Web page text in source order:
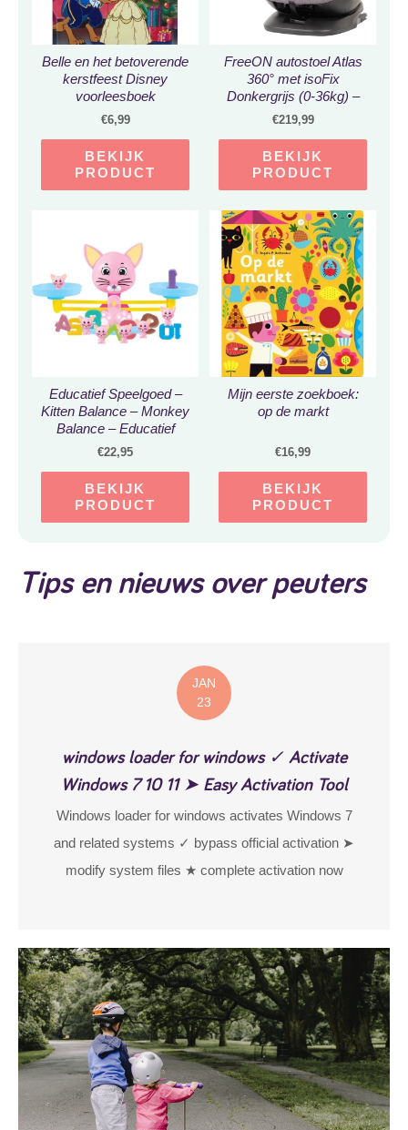
Belle en het betoverende
kerstfeest Disney
voorleesboek
€6,99
BEKIJK
PRODUCT
FreeON autostoel Atlas
360° met isoFix
Donkergrijs (0-36kg) –
Groep 0-1-2-3 autostoel
12 jaar
€219,99
BEKIJK
PRODUCT
Educatief Speelgoed –
Kitten Balance – Monkey
Balance – Educatief
Speelgoed voor
Speelgoed voor jongens
en Meisjes – Interactief
€22,95
BEKIJK
PRODUCT
Mijn eerste zoekboek:
op de markt
€16,99
BEKIJK
PRODUCT
Tips en nieuws over peuters
JAN
23
windows loader for windows ✓ Activate
Windows 7 10 11 ➤ Easy Activation Tool
Windows loader for windows activates Windows 7
and related systems ✓ bypass official activation ➤
modify system files ★ complete activation now